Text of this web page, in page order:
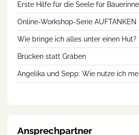
Erste Hilfe für die Seele für
Online-Workshop-Serie AUFTANKEN
Wie bringe ich alles unter einen Hut?
Brücken statt Gräben
Angelika und Sepp: Wie nutze ich
Ansprechpartner